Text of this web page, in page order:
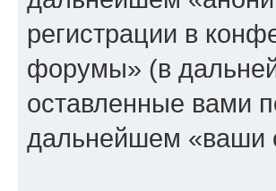
регистрации в
форумы» (в
оставленные вами
дальнейшем «ваши